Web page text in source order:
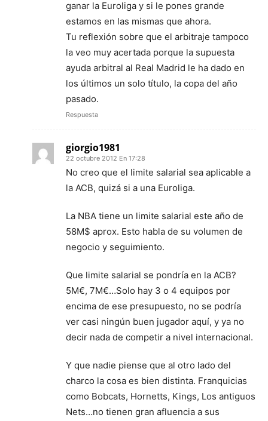
ganar la Euroliga y si le pones grande
estamos en las mismas que ahora.
Tu reflexión sobre que el arbitraje tampoco
la veo muy acertada porque la supuesta
ayuda arbitral al Real Madrid le ha dado en
los últimos un solo título, la copa del año
pasado.
Respuesta
giorgio1981
22 octubre 2012 En 17:28
No creo que el limite salarial sea aplicable a
la ACB, quizá si a una Euroliga.
La NBA tiene un limite salarial este año de
58M$ aprox. Esto habla de su volumen de
negocio y seguimiento.
Que limite salarial se pondría en la ACB?
5M€, 7M€…Solo hay 3 o 4 equipos por
encima de ese presupuesto, no se podría
ver casi ningún buen jugador aquí, y ya no
decir nada de competir a nivel internacional.
Y que nadie piense que al otro lado del
charco la cosa es bien distinta. Franquicias
como Bobcats, Hornetts, Kings, Los antiguos
Nets…no tienen gran afluencia a sus